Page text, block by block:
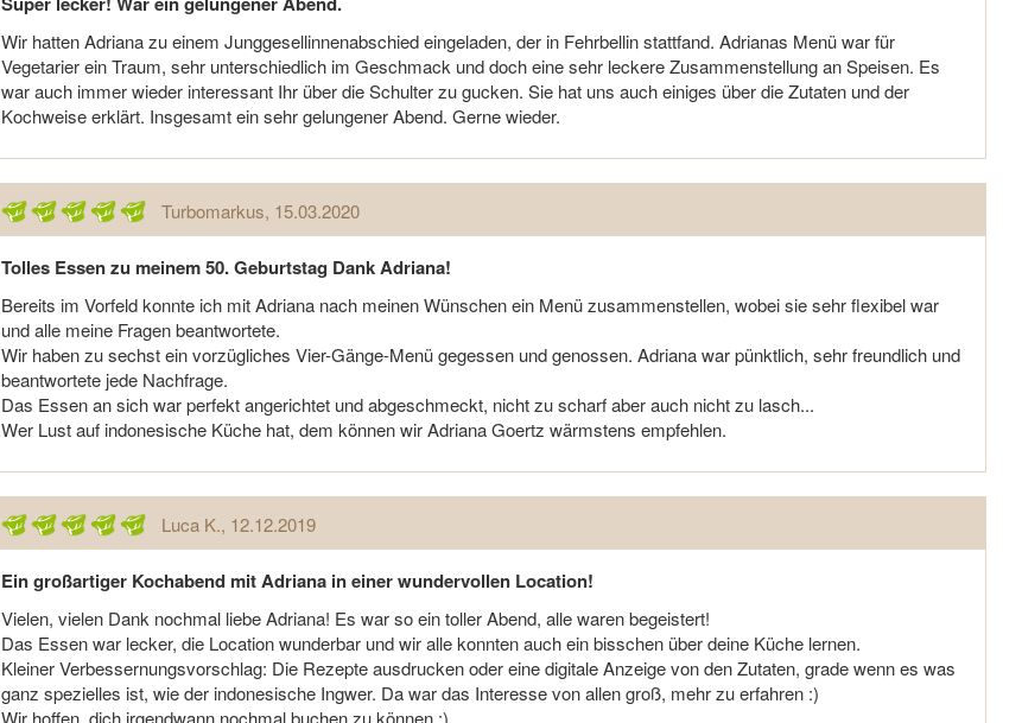
Wir hatten Adriana zu einem Junggesellinnenabschied eingeladen, der in Fehrbellin stattfand. Adrianas Menü war für
Vegetarier ein Traum, sehr unterschiedlich im Geschmack und doch eine sehr leckere Zusammenstellung an Speisen. Es
war auch immer wieder interessant Ihr über die Schulter zu gucken. Sie hat uns auch einiges über die Zutaten und der
Kochweise erklärt. Insgesamt ein sehr gelungener Abend. Gerne wieder.
Turbomarkus, 15.03.2020
Tolles Essen zu meinem 50. Geburtstag Dank Adriana!
Bereits im Vorfeld konnte ich mit Adriana nach meinen Wünschen ein Menü zusammenstellen, wobei sie sehr flexibel war
und alle meine Fragen beantwortete.
Wir haben zu sechst ein vorzügliches Vier-Gänge-Menü gegessen und genossen. Adriana war pünktlich, sehr freundlich und
beantwortete jede Nachfrage.
Das Essen an sich war perfekt angerichtet und abgeschmeckt, nicht zu scharf aber auch nicht zu lasch...
Wer Lust auf indonesische Küche hat, dem können wir Adriana Goertz wärmstens empfehlen.
Luca K., 12.12.2019
Ein großartiger Kochabend mit Adriana in einer wundervollen Location!
Vielen, vielen Dank nochmal liebe Adriana! Es war so ein toller Abend, alle waren begeistert!
Das Essen war lecker, die Location wunderbar und wir alle konnten auch ein bisschen über deine Küche lernen.
Kleiner Verbessernungsvorschlag: Die Rezepte ausdrucken oder eine digitale Anzeige von den Zutaten, grade wenn es was
ganz spezielles ist, wie der indonesische Ingwer. Da war das Interesse von allen groß, mehr zu erfahren :)
Wir hoffen, dich irgendwann nochmal buchen zu können :)